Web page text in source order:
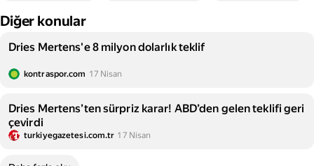
Diğer konular
Dries Mertens'e 8 milyon dolarlık teklif
kontraspor.com 17 Nisan
Dries Mertens’ten sürpriz karar! ABD’den gelen teklifi geri
çevirdi
turkiyegazetesi.com.tr 17 Nisan